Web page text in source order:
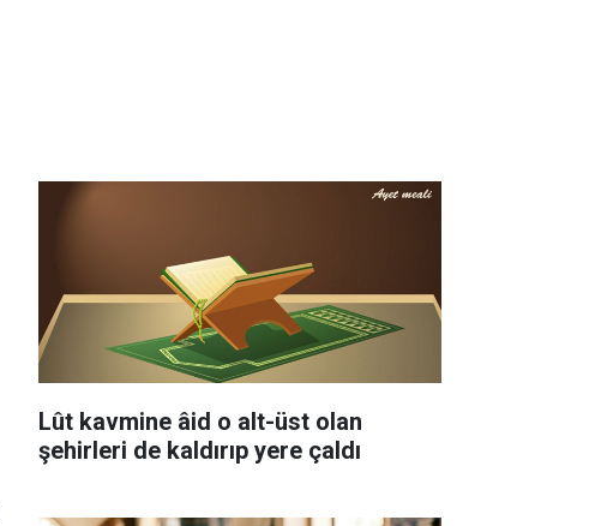
Lût kavmine âid o alt-üst olan
şehirleri de kaldırıp yere çaldı